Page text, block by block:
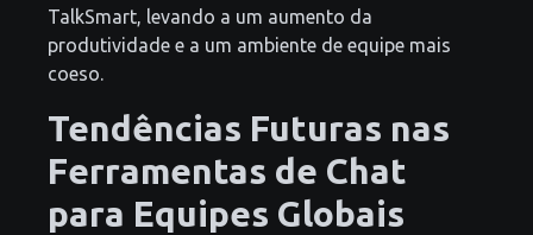
TalkSmart, levando a um aumento da
produtividade e a um ambiente de equipe mais
coeso.
Tendências Futuras nas
Ferramentas de Chat
para Equipes Globais